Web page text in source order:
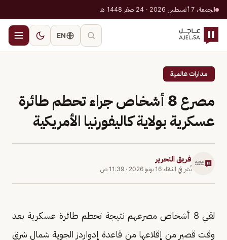
الجمعة، 7 أغسطس 2026 · 24 صفر 1448 هـ
EN
مدارات عالمية
مصرع 8 أشخاص جراء تحطم طائرة
عسكرية بولاية كاليفورنيا الأمريكية
فريق التحرير
نُشر في الثلاثاء 16 يونيو 2026 · 11:39 ص
لقي 8 أشخاص مصرعهم نتيجة تحطم طائرة عسكرية بعد
وقت قصير من إقلاعها من قاعدة إدواردز الجوية شمال شرق